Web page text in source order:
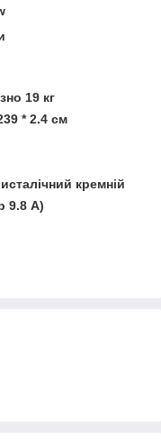
19 кг
* 2.4 см
кремній
9.8 А)